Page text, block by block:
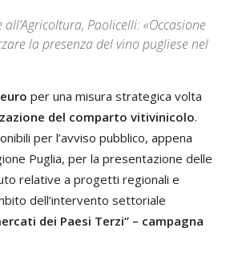
all’Agricoltura, Paolicelli: «Occasione
la presenza del vino pugliese nel
per una misura strategica volta
del comparto vitivinicolo.
per l’avviso pubblico, appena
Puglia, per la presentazione delle
relative a progetti regionali e
dell’intervento settoriale
dei Paesi Terzi” – campagna